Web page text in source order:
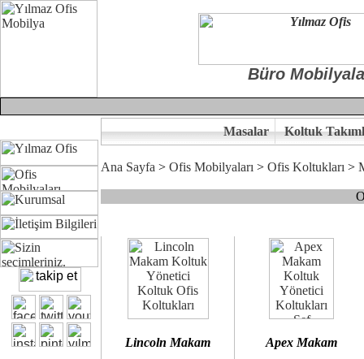
Büro
Ofisinizin dekorasyonunda ergonomi ve kaliteye önem
Çünkü sitemizde bulunan seçkin bürosit, goldsit ve modern
Size yakışan ofis koltuk tasarımına gelin birlikte karar verelim.
Kalite ve ergonomiyi arıyanların tercihi...Yılmaz Büro Mobilya
Masalar Koltuk
Ana Sayfa > Ofis Mobilyaları > Ofis Koltukları >
Lincoln Makam Apex Makam